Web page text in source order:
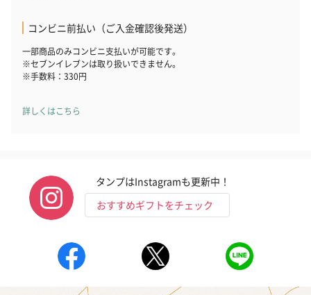
コンビニ前払い（ご入金確認後発送）
一部商品のみコンビニ支払いが可能です。
※セブンイレブンは取り扱いできません。
※手数料：330円
詳しくはこちら
タンプはInstagramも更新中！
おすすめギフトをチェック